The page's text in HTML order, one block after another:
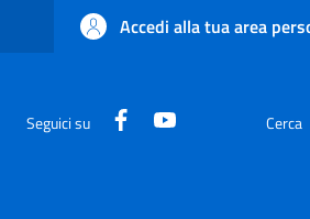
Accedi alla tua area
Seguici su Facebook Cerca